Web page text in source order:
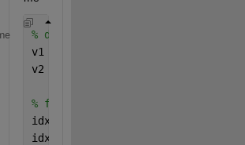
% data
v1 = [0 0 0 4 5 0 0 0].';
v2 = [0 0 0 4 6 0 0 0].';
% find nonzeros
idx1 = find(v1);
idx2 = find(v2);